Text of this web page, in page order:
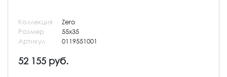
Коллекция
Zero
Размер
55x35
Артикул
0119551001
52 155 руб.